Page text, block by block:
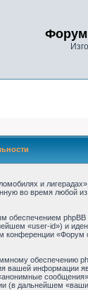
Форум
и
во время любой
«user-id») и
«Форум
обеспечению
вашей информации
(в дальнейшем